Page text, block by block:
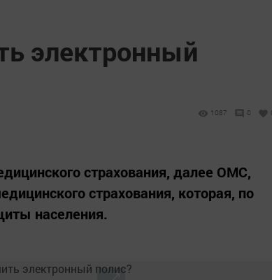
электронный
1087 0
страхования, далее ОМС,
страхования, которая, по
населения.